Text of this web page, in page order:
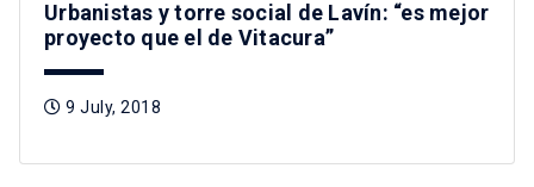
Urbanistas y torre social de Lavín: “es mejor
proyecto que el de Vitacura”
9 July, 2018